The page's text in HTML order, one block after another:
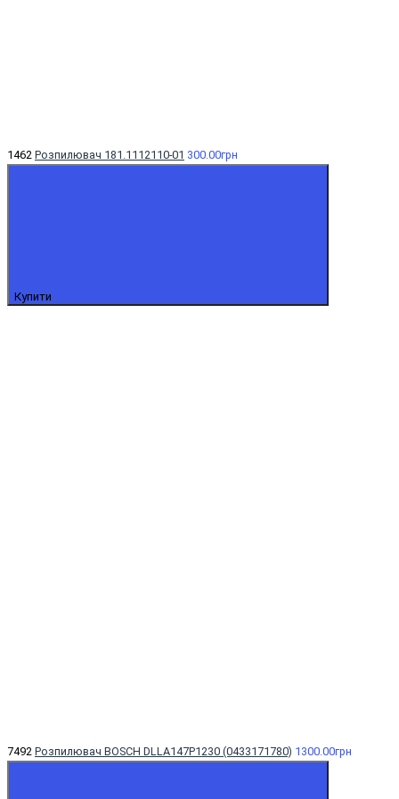
1462 Розпилювач 181.1112110-01 300.00грн
Купити
7492 Розпилювач BOSCH DLLA147P1230 (0433171780) 1300.00грн